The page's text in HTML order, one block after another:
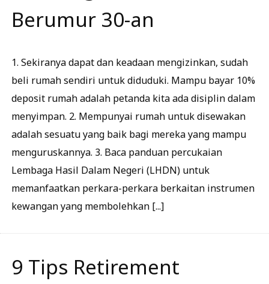
Berumur 30-an
1. Sekiranya dapat dan keadaan mengizinkan, sudah
beli rumah sendiri untuk diduduki. Mampu bayar 10%
deposit rumah adalah petanda kita ada disiplin dalam
menyimpan. 2. Mempunyai rumah untuk disewakan
adalah sesuatu yang baik bagi mereka yang mampu
menguruskannya. 3. Baca panduan percukaian
Lembaga Hasil Dalam Negeri (LHDN) untuk
memanfaatkan perkara-perkara berkaitan instrumen
kewangan yang membolehkan [...]
9 Tips Retirement